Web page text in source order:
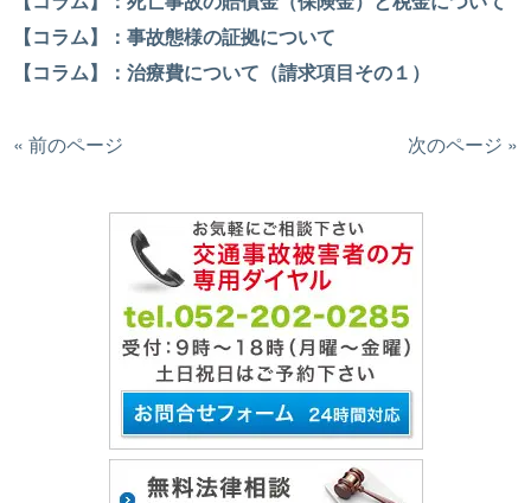
【コラム】：事故態様の証拠について
【コラム】：治療費について（請求項目その１）
« 前のページ 次のページ »